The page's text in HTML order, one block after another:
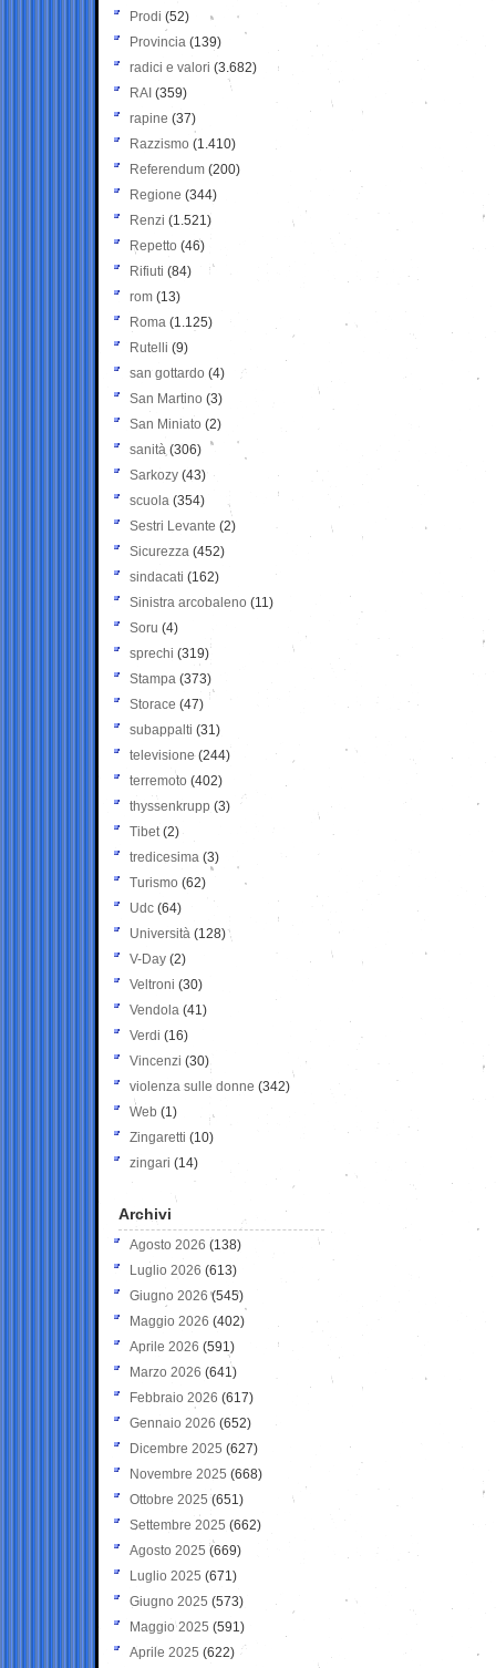
Prodi (52)
Provincia (139)
radici e valori (3.682)
RAI (359)
rapine (37)
Razzismo (1.410)
Referendum (200)
Regione (344)
Renzi (1.521)
Repetto (46)
Rifiuti (84)
rom (13)
Roma (1.125)
Rutelli (9)
san gottardo (4)
San Martino (3)
San Miniato (2)
sanità (306)
Sarkozy (43)
scuola (354)
Sestri Levante (2)
Sicurezza (452)
sindacati (162)
Sinistra arcobaleno (11)
Soru (4)
sprechi (319)
Stampa (373)
Storace (47)
subappalti (31)
televisione(244)
terremoto (402)
thyssenkrupp (3)
Tibet(2)
tredicesima (3)
Turismo (62)
Udc (64)
Università (128)
V-Day (2)
Veltroni (30)
Vendola (41)
Verdi (16)
Vincenzi (30)
violenza sulle donne (342)
Web (1)
Zingaretti (10)
zingari (14)
Archivi
Agosto 2026 (138)
Luglio 2026 (613)
Giugno 2026 (545)
Maggio 2026 (402)
Aprile 2026 (591)
Marzo 2026 (641)
Febbraio 2026 (617)
Gennaio 2026 (652)
Dicembre 2025 (627)
Novembre 2025 (668)
Ottobre 2025 (651)
Settembre 2025 (662)
Agosto 2025 (669)
Luglio 2025 (671)
Giugno 2025 (573)
Maggio 2025 (591)
Aprile 2025 (622)